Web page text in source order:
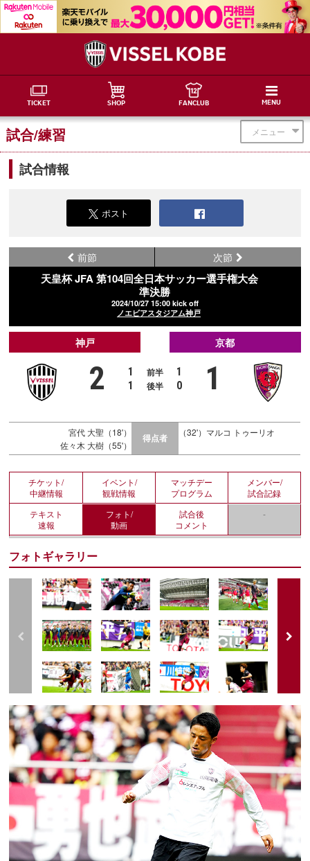
TICKET SHOP FANCLUB MENU
メニュー
試合/練習
試合情報
ポスト
前節
天皇杯 JFA 第104回全日本サッカー選手権大会
準決勝
2024/10/27 15:00 kick off
ノエビアスタジアム神戸
次節
神戸 京都
2 1 前半
1
1
後半 0 1
宮代 大聖（18'）
佐々木 大樹（55'）
得点者 （32'）マルコ トゥーリオ
チケット/
中継情報
イベント/
観戦情報
マッチデー
プログラム
メンバー/
試合記録
テキスト
速報
フォト/
動画
試合後
コメント
-
フォトギャラリー